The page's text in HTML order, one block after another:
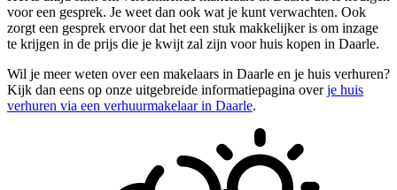
voor een gesprek. Je weet dan ook wat je kunt verwachten. Ook
zorgt een gesprek ervoor dat het een stuk makkelijker is om inzage
te krijgen in de prijs die je kwijt zal zijn voor huis kopen in Daarle.
Wil je meer weten over een makelaars in Daarle en je huis verhuren?
Kijk dan eens op onze uitgebreide informatiepagina overje huis
verhuren via een verhuurmakelaar in Daarle.